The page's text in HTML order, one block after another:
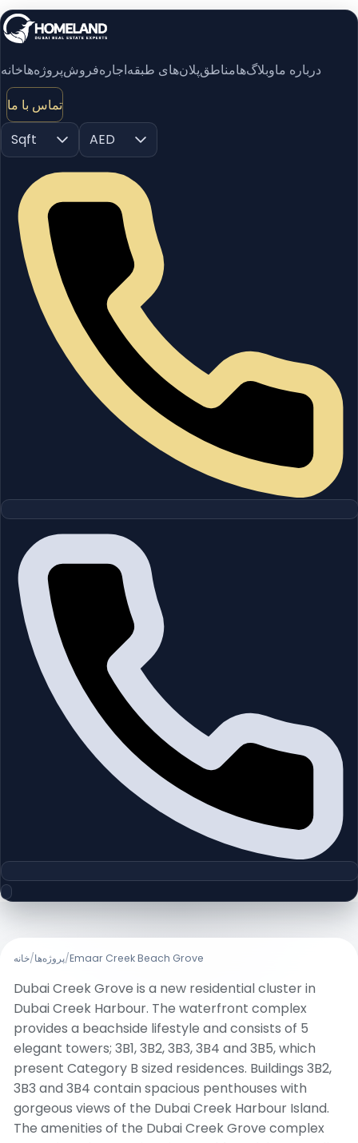
خانهپروژه‌هافروشاجارهپلان‌های طبقهمناطقوبلاگ‌هادرباره ما
تماس با ما
Sqft
AED
خانه/پروژه‌ها/Emaar Creek Beach Grove
Dubai Creek Grove is a new residential cluster in
Dubai Creek Harbour. The waterfront complex
provides a beachside lifestyle and consists of 5
elegant towers; 3B1, 3B2, 3B3, 3B4 and 3B5, which
present Category B sized residences. Buildings 3B2,
3B3 and 3B4 contain spacious penthouses with
gorgeous views of the Dubai Creek Harbour Island.
The amenities of the Dubai Creek Grove complex